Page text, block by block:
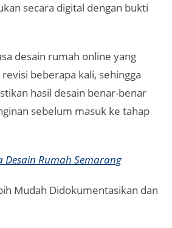
secara digital dengan bukti
desain rumah online yang
beberapa kali, sehingga
hasil desain benar-benar
sebelum masuk ke tahap
Desain Rumah Semarang
Mudah Didokumentasikan dan